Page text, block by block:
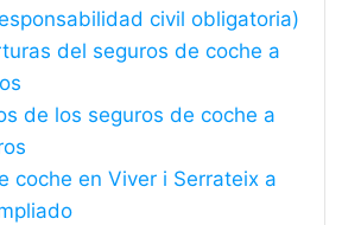
civil obligatoria)
del seguros de coche a
de los seguros de coche a
coche en Viver i Serrateix a